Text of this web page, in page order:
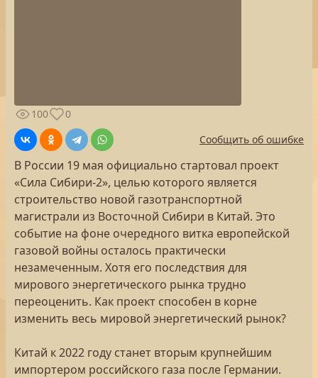
100
0
Сообщить об ошибке
В России 19 мая официально стартовал проект
«Сила Сибири-2», целью которого является
строительство новой газотранспортной
магистрали из Восточной Сибири в Китай. Это
событие на фоне очередного витка европейской
газовой войны осталось практически
незамеченным. Хотя его последствия для
мирового энергетического рынка трудно
переоценить. Как проект способен в корне
изменить весь мировой энергетический рынок?
Китай к 2022 году станет вторым крупнейшим
импортером российского газа после Германии.